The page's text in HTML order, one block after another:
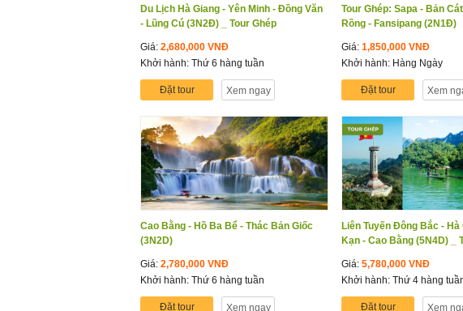
Du Lịch Hà Giang - Yên Minh - Đồng Văn
- Lũng Cú (3N2Đ) _ Tour Ghép
Giá: 2,680,000 VNĐ
Khởi hành: Thứ 6 hàng tuần
Đặt tour Xem ngay
Tour Ghép: Sapa - Bản
Rồng - Fansipang (2N1Đ)
Giá: 1,850,000 VNĐ
Khởi hành: Hàng Ngày
Đặt tour Xem
Cao Bằng - Hồ Ba Bể - Thác Bản Giốc
(3N2D)
Giá: 2,780,000 VNĐ
Khởi hành: Thứ 6 hàng tuần
Đặt tour Xem ngay
Liên Tuyến Đông Bắc - Hà
Kạn - Cao Bằng (5N4D) _
Giá: 5,780,000 VNĐ
Khởi hành: Thứ 4 hàng
Đặt tour Xem